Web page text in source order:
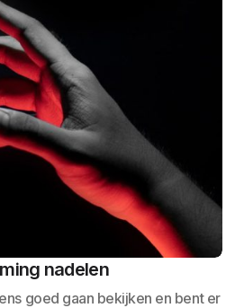
nadelen
goed gaan bekijken en bent er